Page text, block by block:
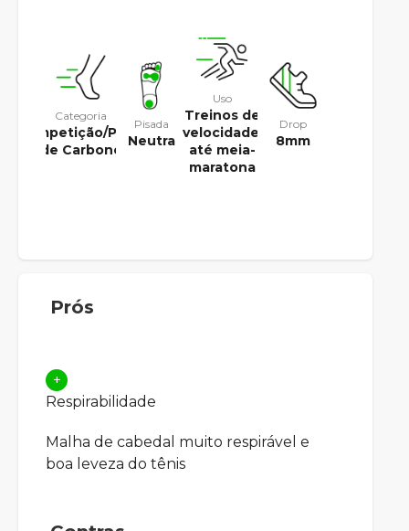
Categoria
Competição/Placa
de Carbono
Pisada
Neutra
Uso
Treinos de
velocidade,
até meia-
maratona
Drop
8mm
Prós
+
Respirabilidade
Malha de cabedal muito respirável e
boa leveza do tênis